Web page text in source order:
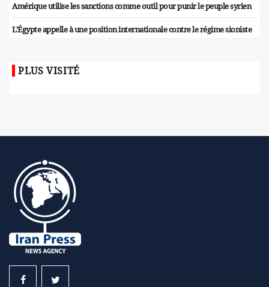
Amérique utilise les sanctions comme outil pour punir le peuple syrien
L'Égypte appelle à une position internationale contre le régime sioniste
PLUS VISITÉ